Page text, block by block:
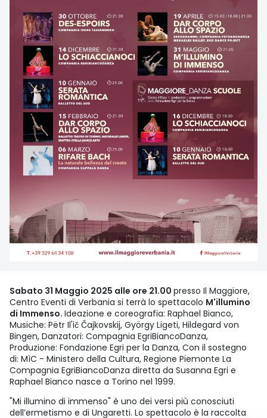
Sabato 31 Maggio 2025 alle ore 21.00 presso Il Maggiore,
Centro Eventi di Verbania si terrà lo spettacolo M'illumino
di Immenso. Ideazione e coreografia: Raphael Bianco,
Musiche: Pëtr Il'ič Čajkovskij, György Ligeti, Hildegard von
Bingen, Danzatori: Compagnia EgriBiancoDanza,
Produzione: Fondazione Egri per la Danza, Con il sostegno
di: MìC - Ministero della Cultura, Regione Piemonte La
Compagnia EgriBiancoDanza diretta da Susanna Egri e
Raphael Bianco nasce a Torino nel 1999.
"Mi illumino di immenso" è uno dei versi più conosciuti
dell’ermetismo e di Ungaretti. Lo spettacolo è la raccolta